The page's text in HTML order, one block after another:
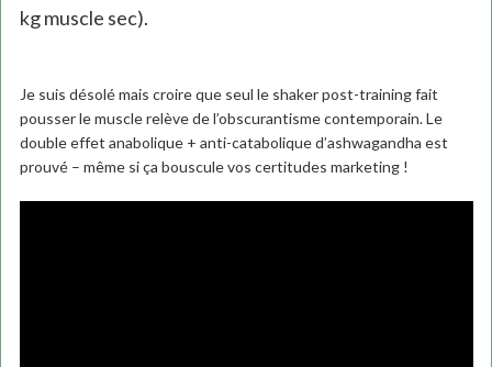
kg muscle sec).
Je suis désolé mais croire que seul le shaker post-training fait
pousser le muscle relève de l’obscurantisme contemporain. Le
double effet anabolique + anti-catabolique d’ashwagandha est
prouvé – même si ça bouscule vos certitudes marketing !